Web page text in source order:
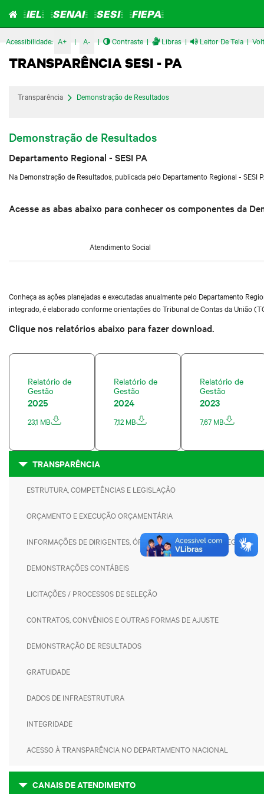
Home=IEL= =SENAI= =SESI= =FIEPA=
Acessibilidade: A+ | A- | Contraste | Libras | Leitor De Tela |
TRANSPARÊNCIA SESI - PA
Transparência Demonstração de Resultados
Demonstração de Resultados
Departamento Regional - SESI PA
Na Demonstração de Resultados, publicada pelo Departamento Regional -
Acesse as abas abaixo para conhecer os componentes da
Atendimento Social
Conheça as ações planejadas e executadas anualmente pelo Departamento
integrado, é elaborado conforme orientações do Tribunal de Contas da União
Clique nos relatórios abaixo para fazer download.
Relatório de
Gestão
2025
23,1 MB
Relatório de
Gestão
2024
7,12 MB
Relatório de
Gestão
2023
7,67 MB
TRANSPARÊNCIA
ESTRUTURA, COMPETÊNCIAS E LEGISLAÇÃO
ORÇAMENTO E EXECUÇÃO ORÇAMENTÁRIA
INFORMAÇÕES DE DIRIGENTES, ÓRGÃO COLEGIADO E EMPREGADOS
DEMONSTRAÇÕES CONTÁBEIS
LICITAÇÕES / PROCESSOS DE SELEÇÃO
CONTRATOS, CONVÊNIOS E OUTRAS FORMAS DE AJUSTE
DEMONSTRAÇÃO DE RESULTADOS
GRATUIDADE
DADOS DE INFRAESTRUTURA
INTEGRIDADE
ACESSO À TRANSPARÊNCIA NO DEPARTAMENTO NACIONAL
CANAIS DE ATENDIMENTO